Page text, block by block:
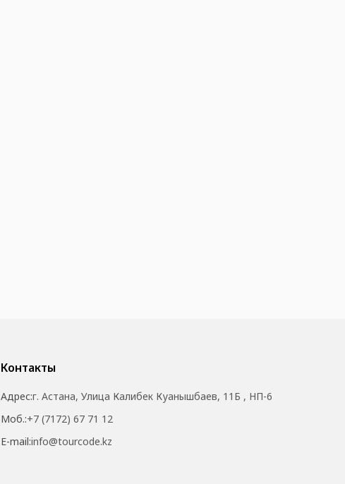
Контакты
Адрес:г. Астана, Улица Калибек Куанышбаев, 11Б , НП-6
Моб.:+7 (7172) 67 71 12
E-mail:info@tourcode.kz